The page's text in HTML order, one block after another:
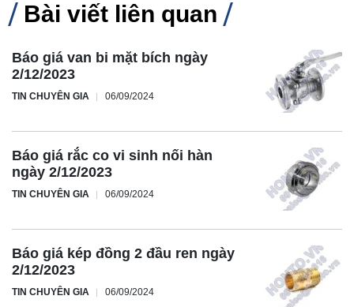
Bài viết liên quan
Báo giá van bi mặt bích ngày
2/12/2023
TIN CHUYÊN GIA 06/09/2024
Báo giá rắc co vi sinh nối hàn
ngày 2/12/2023
TIN CHUYÊN GIA 06/09/2024
Báo giá kép đồng 2 đầu ren ngày
2/12/2023
TIN CHUYÊN GIA 06/09/2024